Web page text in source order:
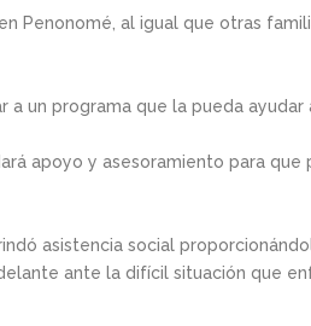
Penonomé, al igual que otras
un programa que la pueda
apoyo y asesoramiento para
asistencia social
ante la difícil situación que